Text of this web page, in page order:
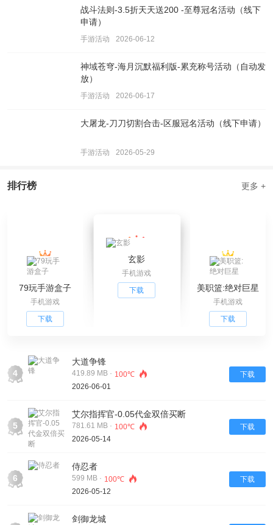
战斗法则-3.5折天天送200 -至尊冠名活动（线下
申请）
手游活动 2026-06-12
神域苍穹-海月沉默福利版-累充称号活动（自动发
放）
手游活动 2026-06-17
大屠龙-刀刀切割合击-区服冠名活动（线下申请）
手游活动 2026-05-29
排行榜 更多 +
79玩手游盒子
手机游戏
下载
玄影
手机游戏
下载
美职篮:绝对巨星
手机游戏
下载
4
大道争锋
419.89 MB · 100℃
2026-06-01
下载
5
艾尔指挥官-0.05代金双倍买断
781.61 MB · 100℃
2026-05-14
下载
6
侍忍者
599 MB · 100℃
2026-05-12
下载
剑御龙城